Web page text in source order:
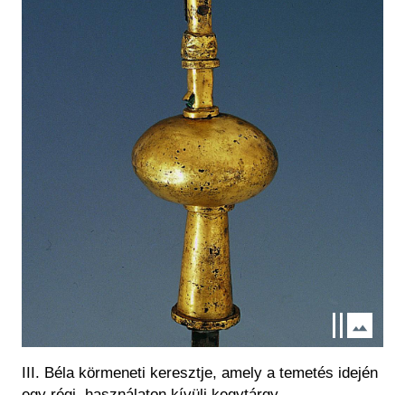
III. Béla körmeneti keresztje, amely a temetés idején